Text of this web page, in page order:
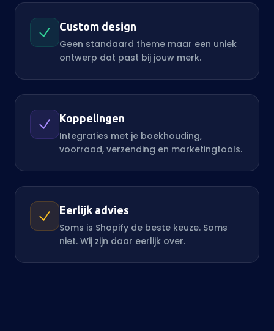
Custom design
Geen standaard theme maar een uniek
ontwerp dat past bij jouw merk.
Koppelingen
Integraties met je boekhouding,
voorraad, verzending en marketingtools.
Eerlijk advies
Soms is Shopify de beste keuze. Soms
niet. Wij zijn daar eerlijk over.